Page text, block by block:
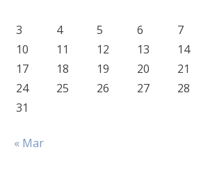
3
4 5 6 7
10
11 12 13 14
17
18 19 20 21
24
25 26 27 28
31
« Mar